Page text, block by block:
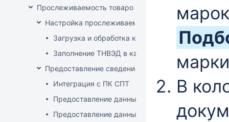
Прослеживаемость товаров
Настройка прослеживаемости
Загрузка и обработка кодов ТН ВЭД
Заполнение ТНВЭД в карточке товара
Предоставление сведений о прослеживаемых
Интеграция с ПК СПТ
Предоставление данных по остаткам
Предоставление данных о ввозе
В